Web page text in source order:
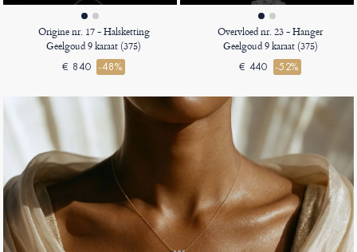
Origine nr. 17 - Halsketting
Geelgoud 9 karaat (375)
€ 840 -48%
Overvloed nr. 23 - Hanger
Geelgoud 9 karaat (375)
€ 440 -52%